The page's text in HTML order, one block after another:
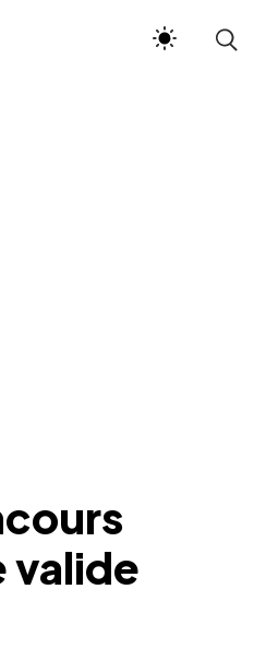
valide